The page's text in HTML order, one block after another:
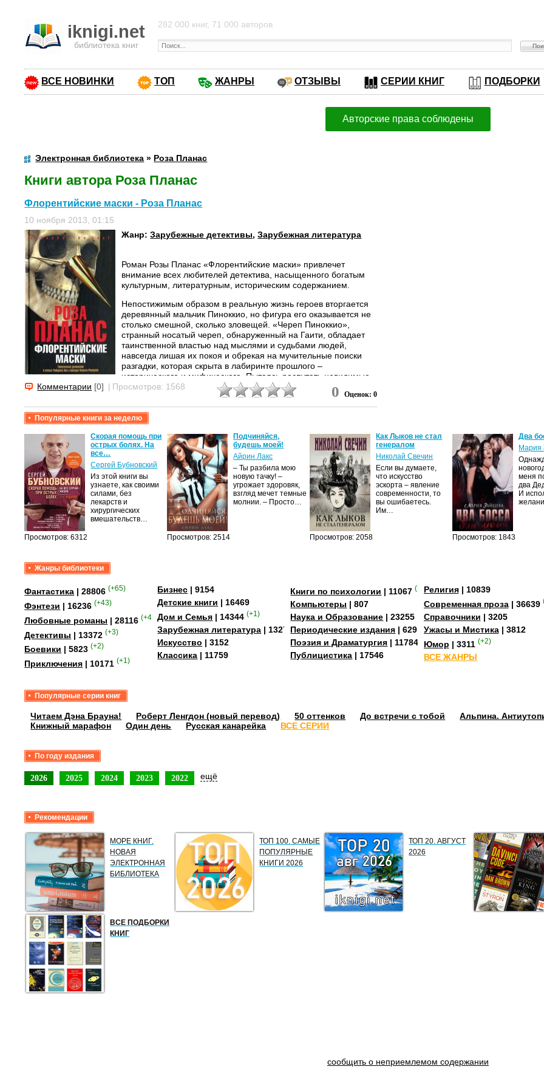
iknigi.net
библиотека книг
282 000 книг, 71 000 авторов
ВСЕ НОВИНКИ ТОП ЖАНРЫ ОТЗЫВЫ СЕРИИ КНИГ ПОДБОРКИ
Авторские права соблюдены
Электронная библиотека » Роза Планас
Книги автора Роза Планас
Флорентийские маски - Роза Планас
10 ноября 2013, 01:15
Жанр:Зарубежные детективы,Зарубежная литература
Роман Розы Планас «Флорентийские маски» привлечет
внимание всех любителей детектива, насыщенного богатым
культурным, литературным, историческим содержанием.
Непостижимым образом в реальную жизнь героев вторгается
деревянный мальчик Пиноккио, но фигура его оказывается не
столько смешной, сколько зловещей. «Череп Пиноккио»,
странный носатый череп, обнаруженный на Гаити, обладает
таинственной властью над мыслями и судьбами людей,
навсегда лишая их покоя и обрекая на мучительные поиски
разгадки, которая скрыта в лабиринте прошлого –
исторического и мифического. Пытаясь распутать невидимые
нити, связывающие персонажей итальянской «комедии масок»
и немого кино, членов тайной ложи карбонариев и обитателей
«дома мертвых» с творением Карло Коллоди – Пиноккио,
герои романа подвергают себя реальной опасности. Убийство,
романа проникнуть в тайну Пиноккио и выйти из этого
испытания живым и...
Комментарии [0] | Просмотров: 1568 0 Оценок: 0
Популярные книги за неделю
Просмотров: 6312
Скорая помощь при
острых болях. На
все…
Сергей Бубновский
Из этой книги вы
узнаете, как своими
силами, без
лекарств и
хирургических
вмешательств…
Просмотров: 2514
Подчиняйся,
будешь моей!
Айрин Лакс
– Ты разбила мою
новую тачку! –
угрожает здоровяк,
взгляд мечет темные
молнии. – Просто…
Просмотров: 2058
Как Лыков не стал
генералом
Николай Свечин
Если вы думаете,
что искусство
эскорта – явление
современности, то
вы ошибаетесь.
Им…
Просмотров: 1843
Два
Мария
меня
два
И
Жанры библиотеки
Фантастика | 28806 (+65)
Фэнтези | 16236 (+43)
Любовные романы | 28116 (+41)
Детективы | 13372 (+3)
Боевики | 5823 (+2)
Приключения | 10171 (+1)
Бизнес | 9154
Детские книги | 16469
Дом и Семья | 14344 (+1)
Зарубежная литература | 13273
Искусство | 3152
Классика | 11759
Книги по психологии | 11067 (+2)
Компьютеры | 807
Наука и Образование | 23255
Периодические издания | 629
Поэзия и Драматургия | 11784
Публицистика | 17546
Религия| 10839
Современная проза| 36639
Справочники | 3205
Ужасы и Мистика| 3812
Юмор | 3311 (+2)
ВСЕ ЖАНРЫ
Популярные серии книг
Читаем Дэна Брауна! Роберт Ленгдон (новый перевод) 50 оттенков До встречи с тобой
Альпина.
Книжный марафон
Один день Русская канарейка ВСЕ СЕРИИ
По году издания
2026 2025 2024 2023 2022 ещё
Рекомендации
МОРЕ КНИГ.
НОВАЯ
ЭЛЕКТРОННАЯ
БИБЛИОТЕКА
ТОП 100. САМЫЕ
ПОПУЛЯРНЫЕ
КНИГИ 2026
ТОП 20. АВГУСТ
2026
ВСЕ ПОДБОРКИ
КНИГ
сообщить о неприемлемом содержании